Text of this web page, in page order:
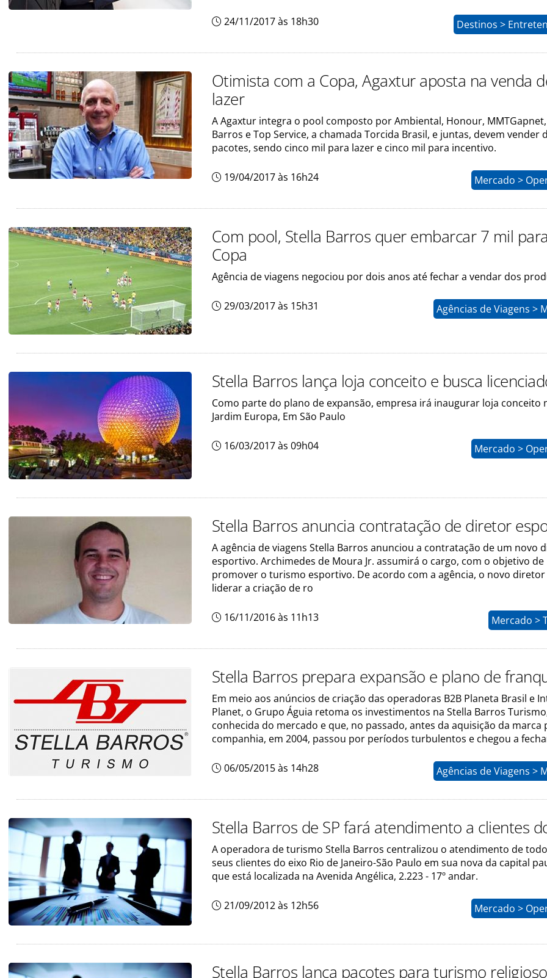
24/11/2017 às 18h30 Destinos >
Otimista com a Copa, Agaxtur aposta na venda
lazer
A Agaxtur integra o pool composto por Ambiental, Honour,
Barros e Top Service, a chamada Torcida Brasil, e juntas, devem vender
pacotes, sendo cinco mil para lazer e cinco mil para incentivo.
19/04/2017 às 16h24 Mercado >
Com pool, Stella Barros quer embarcar 7 mil
Copa
Agência de viagens negociou por dois anos até fechar a vendar dos
29/03/2017 às 15h31 Agências de Viagens >
Stella Barros lança loja conceito e busca
Como parte do plano de expansão, empresa irá inaugurar loja conceito
Jardim Europa, Em São Paulo
16/03/2017 às 09h04 Mercado >
Stella Barros anuncia contratação de diretor
A agência de viagens Stella Barros anunciou a contratação de um novo
esportivo. Archimedes de Moura Jr. assumirá o cargo, com o objetivo de
promover o turismo esportivo. De acordo com a agência, o novo
liderar a criação de ro
16/11/2016 às 11h13 Mercado >
Stella Barros prepara expansão e plano de
Em meio aos anúncios de criação das operadoras B2B Planeta Brasil e
Planet, o Grupo Águia retoma os investimentos na Stella Barros
conhecida do mercado e que, no passado, antes da aquisição da marca
companhia, em 2004, passou por períodos turbulentos e chegou a
06/05/2015 às 14h28 Agências de Viagens >
Stella Barros de SP fará atendimento a clientes
A operadora de turismo Stella Barros centralizou o atendimento de
seus clientes do eixo Rio de Janeiro-São Paulo em sua nova da capital
que está localizada na Avenida Angélica, 2.223 - 17º andar.
21/09/2012 às 12h56 Mercado >
Stella Barros lança pacotes para turismo religioso